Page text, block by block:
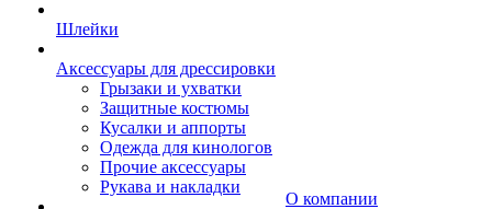
Шлейки
Аксессуары для дрессировки
Грызаки и ухватки
Защитные костюмы
Кусалки и аппорты
Одежда для кинологов
Прочие аксессуары
Рукава и накладки
О компании